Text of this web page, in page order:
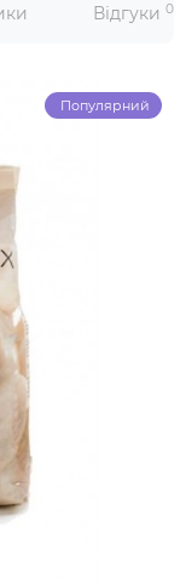
Відгуки 0
Популярний